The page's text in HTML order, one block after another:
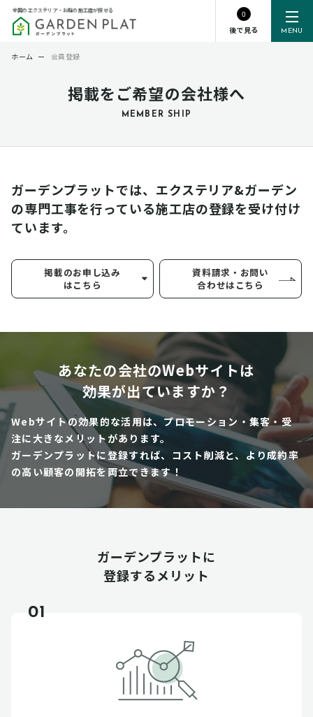
MENU
全国のエクステリア・お庭の施工店が探せる
0
後で見る
掲載をご希望の会社様へ
MEMBER SHIP
ホーム ー 会員登録
ガーデンプラットでは、エクステリア&ガーデン
の専門工事を行っている施工店の登録を受け付け
ています。
掲載のお申し込み
はこちら
資料請求・お問い
合わせはこちら
あなたの会社のWebサイトは
効果が出ていますか？
Webサイトの効果的な活用は、プロモーション・集客・受
注に大きなメリットがあります。
ガーデンプラットに登録すれば、コスト削減と、より成約率
の高い顧客の開拓を両立できます！
ガーデンプラットに
登録するメリット
01